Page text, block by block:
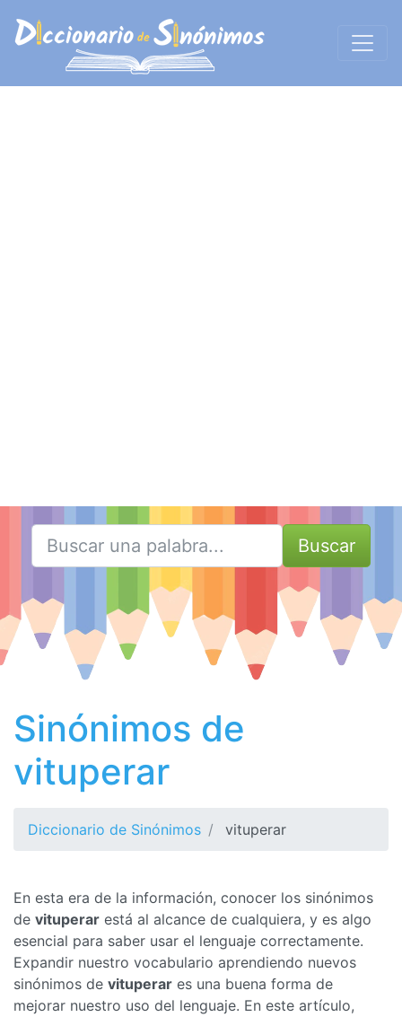
Buscar
Sinónimos de
vituperar
Diccionario de Sinónimos vituperar
En esta era de la información, conocer los sinónimos
de vituperar está al alcance de cualquiera, y es algo
esencial para saber usar el lenguaje correctamente.
Expandir nuestro vocabulario aprendiendo nuevos
sinónimos de vituperar es una buena forma de
mejorar nuestro uso del lenguaje. En este artículo,